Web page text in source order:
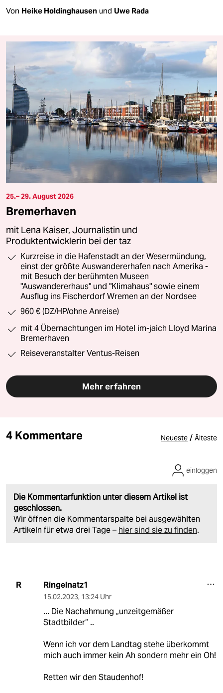
Von Heike Holdinghausen und Uwe Rada
25.– 29. August 2026
Bremerhaven
mit Lena Kaiser, Journalistin und
Produktentwicklerin bei der taz
Kurzreise in die Hafenstadt an der Wesermündung,
einst der größte Auswandererhafen nach Amerika -
mit Besuch der berühmten Museen
"Auswandererhaus" und "Klimahaus" sowie einem
Ausflug ins Fischerdorf Wremen an der Nordsee
960 € (DZ/HP/ohne Anreise)
mit 4 Übernachtungen im Hotel im-jaich Lloyd Marina
Bremerhaven
Reiseveranstalter Ventus-Reisen
Mehr erfahren
4 Kommentare Neueste / Älteste
Die Kommentarfunktion unter diesem Artikel ist
geschlossen.
Wir öffnen die Kommentarspalte bei ausgewählten
Artikeln für etwa drei Tage – hier sind sie zu finden.
einloggen
R Ringelnatz1
15.02.2023, 13:24 Uhr
... Die Nachahmung „unzeitgemäßer
Stadtbilder“ ..
Wenn ich vor dem Landtag stehe überkommt
mich auch immer kein Ah sondern mehr ein Oh!
Retten wir den Staudenhof!